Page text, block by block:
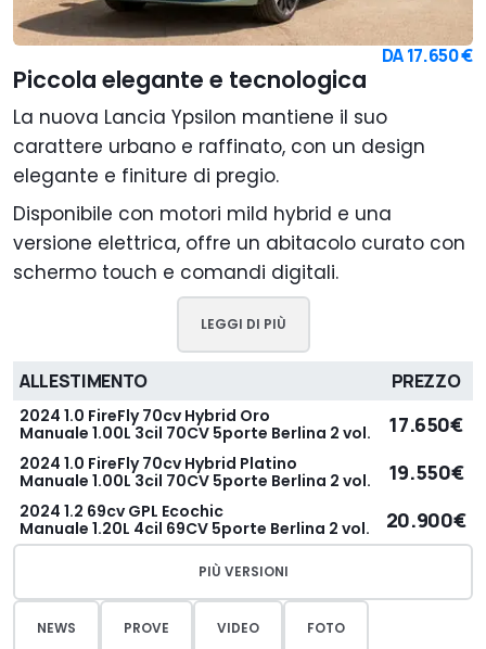
DA17.650 €
Piccola elegante e tecnologica
La nuova Lancia Ypsilon mantiene il suo
carattere urbano e raffinato, con un design
elegante e finiture di pregio.
Disponibile con motori mild hybrid e una
versione elettrica, offre un abitacolo curato con
schermo touch e comandi digitali.
LEGGI DI PIÙ
ALLESTIMENTO PREZZO
2024 1.0 FireFly 70cv Hybrid Oro
Manuale 1.00L 3cil 70CV 5porte Berlina 2 vol.
17.650€
2024 1.0 FireFly 70cv Hybrid Platino
Manuale 1.00L 3cil 70CV 5porte Berlina 2 vol.
19.550€
2024 1.2 69cv GPL Ecochic
Manuale 1.20L 4cil 69CV 5porte Berlina 2 vol.
20.900€
PIÙ VERSIONI
NEWS PROVE VIDEO FOTO